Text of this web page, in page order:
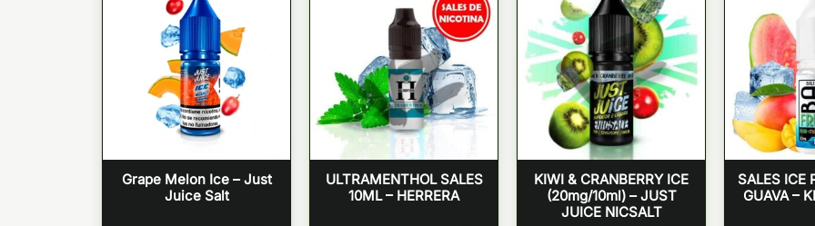
Grape Melon Ice – Just
Juice Salt
ULTRAMENTHOL SALES
10ML – HERRERA
KIWI & CRANBERRY ICE
(20mg/10ml) – JUST
JUICE NICSALT
SALES ICE
GUAVA –